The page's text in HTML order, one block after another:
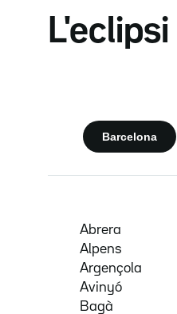
Barcelona
Abrera
Alpens
Argençola
Avinyó
Bagà